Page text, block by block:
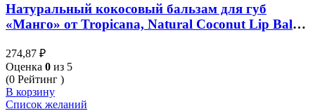
Натуральный кокосовый бальзам для губ
«Манго» от Tropicana, Natural Coconut Lip Balm
274,87 ₽
Оценка 0 из 5
(0 Рейтинг )
В корзину
Список желаний